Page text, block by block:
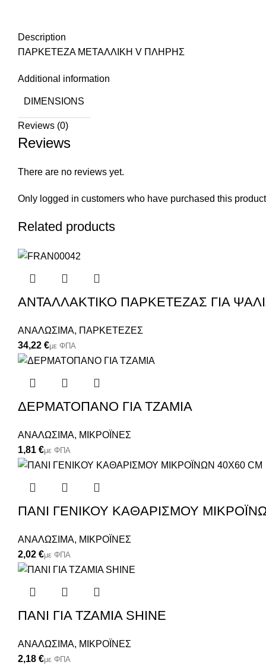
Description
ΠΑΡΚΕΤΕΖΑ ΜΕΤΑΛΛΙΚΗ V ΠΛΗΡΗΣ
Additional information
DIMENSIONS
Reviews (0)
Reviews
There are no reviews yet.
Only logged in customers who have purchased this
Related products
ΑΝΤΑΛΛΑΚΤΙΚΟ ΠΑΡΚΕΤΕΖΑΣ ΓΙΑ
ΑΝΑΛΩΣΙΜΑ, ΠΑΡΚΕΤΕΖΕΣ
€
ΔΕΡΜΑΤΟΠΑΝΟ ΓΙΑ ΤΖΑΜΙΑ
ΑΝΑΛΩΣΙΜΑ, ΜΙΚΡΟΪΝΕΣ
€
ΠΑΝΙ ΓΕΝΙΚΟΥ ΚΑΘΑΡΙΣΜΟΥ
ΑΝΑΛΩΣΙΜΑ, ΜΙΚΡΟΪΝΕΣ
€
ΠΑΝΙ ΓΙΑ ΤΖΑΜΙΑ SHINE
ΑΝΑΛΩΣΙΜΑ, ΜΙΚΡΟΪΝΕΣ
€